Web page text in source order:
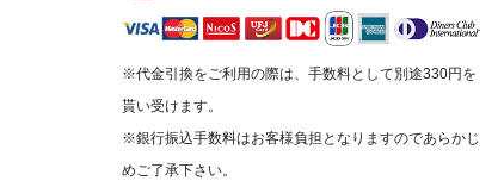
※代金引換をご利用の際は、手数料として別途330円を
貰い受けます。
※銀行振込手数料はお客様負担となりますのであらかじ
めご了承下さい。